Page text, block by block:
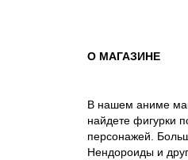
О МАГАЗИНЕ
В нашем аниме
найдете фигурки
персонажей.
Нендороиды и